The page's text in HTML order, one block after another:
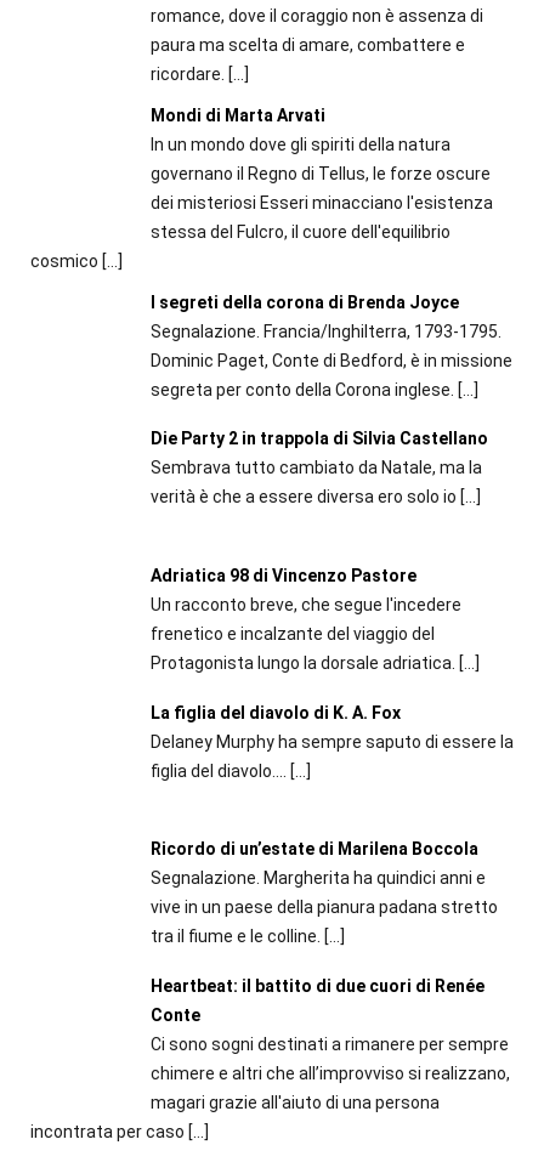
romance, dove il coraggio non è assenza di
paura ma scelta di amare, combattere e
ricordare. […]
Mondi di Marta Arvati
In un mondo dove gli spiriti della natura
governano il Regno di Tellus, le forze oscure
dei misteriosi Esseri minacciano l'esistenza
stessa del Fulcro, il cuore dell'equilibrio
cosmico […]
I segreti della corona di Brenda Joyce
Segnalazione. Francia/Inghilterra, 1793-1795.
Dominic Paget, Conte di Bedford, è in missione
segreta per conto della Corona inglese. […]
Die Party 2 in trappola di Silvia Castellano
Sembrava tutto cambiato da Natale, ma la
verità è che a essere diversa ero solo io […]
Adriatica 98 di Vincenzo Pastore
Un racconto breve, che segue l'incedere
frenetico e incalzante del viaggio del
Protagonista lungo la dorsale adriatica. […]
La figlia del diavolo di K. A. Fox
Delaney Murphy ha sempre saputo di essere la
figlia del diavolo....
[…]
Ricordo di un’estate di Marilena Boccola
Segnalazione. Margherita ha quindici anni e
vive in un paese della pianura padana stretto
tra il fiume e le colline. […]
Heartbeat: il battito di due cuori di Renée
Conte
Ci sono sogni destinati a rimanere per sempre
chimere e altri che all’improvviso si realizzano,
magari grazie all'aiuto di una persona
incontrata per caso […]